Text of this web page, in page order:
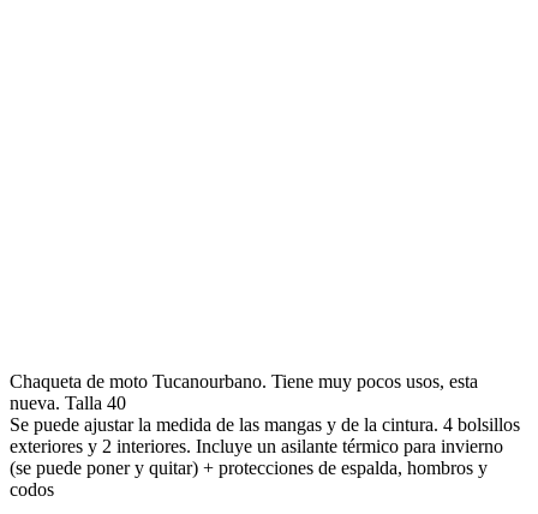
Chaqueta de moto Tucanourbano. Tiene muy pocos usos, esta
nueva. Talla 40
Se puede ajustar la medida de las mangas y de la cintura. 4 bolsillos
exteriores y 2 interiores. Incluye un asilante térmico para invierno
(se puede poner y quitar) + protecciones de espalda, hombros y
codos